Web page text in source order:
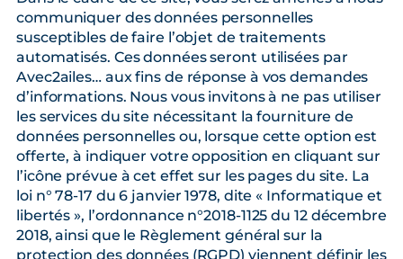
communiquer des données personnelles
susceptibles de faire l’objet de traitements
automatisés. Ces données seront utilisées par
Avec2ailes… aux fins de réponse à vos demandes
d’informations. Nous vous invitons à ne pas utiliser
les services du site nécessitant la fourniture de
données personnelles ou, lorsque cette option est
offerte, à indiquer votre opposition en cliquant sur
l’icône prévue à cet effet sur les pages du site. La
loi n° 78-17 du 6 janvier 1978, dite « Informatique et
libertés », l’ordonnance n°2018-1125 du 12 décembre
2018, ainsi que le Règlement général sur la
protection des données (RGPD) viennent définir les